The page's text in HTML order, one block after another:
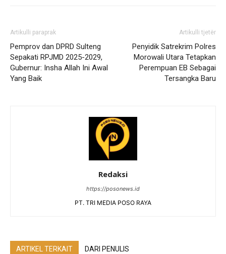
Artikulli paraprak
Pemprov dan DPRD Sulteng
Sepakati RPJMD 2025-2029,
Gubernur: Insha Allah Ini Awal
Yang Baik
Artikulli tjetër
Penyidik Satrekrim Polres
Morowali Utara Tetapkan
Perempuan EB Sebagai
Tersangka Baru
Redaksi
https://posonews.id
PT. TRI MEDIA POSO RAYA
ARTIKEL TERKAIT DARI PENULIS